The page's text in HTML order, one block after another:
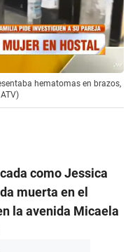
hematomas en brazos,
como Jessica
muerta en el
la avenida Micaela